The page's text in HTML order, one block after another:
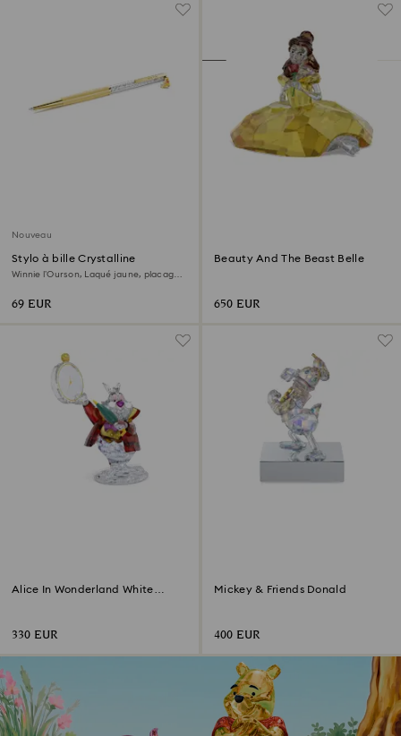
Nouveau
Stylo à bille Crystalline
Winnie l’Ourson, Laqué jaune, placage
69 EUR
Beauty And The Beast Belle
650 EUR
Alice In Wonderland White
330 EUR
Mickey & Friends Donald
400 EUR